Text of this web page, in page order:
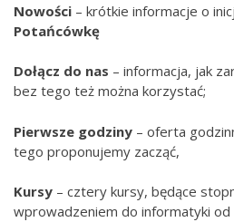
Nowości – krótkie informacje o
Potańcówkę
Dołącz do nas – informacja, jak
bez tego też można korzystać;
Pierwsze godziny – oferta
tego proponujemy zacząć,
Kursy – cztery kursy, będące
wprowadzeniem do informatyki od